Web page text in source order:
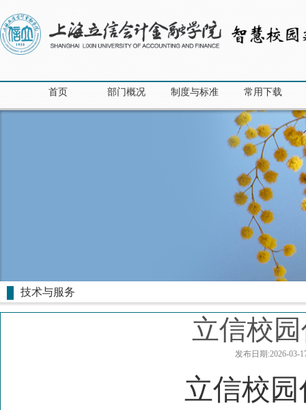
首页 部门概况 制度与标准 常用下载
技术与服务
立信校
发布日期:2026-
立信校